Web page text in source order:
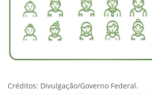
Créditos: Divulgação/Governo Federal.